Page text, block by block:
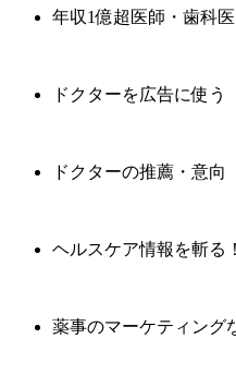
年収1億超医師・歯科
ドクターを広告に使う
ドクターの推薦・意向
ヘルスケア情報を斬る！
薬事のマーケティング